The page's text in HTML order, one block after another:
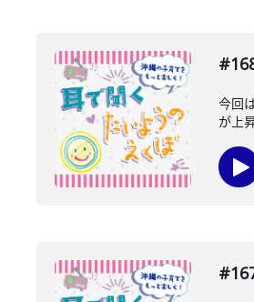
今回
が上